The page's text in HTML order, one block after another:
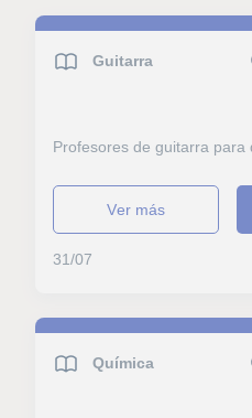
Guitarra
Profesores de guitarra para
ver más
31/07
Química